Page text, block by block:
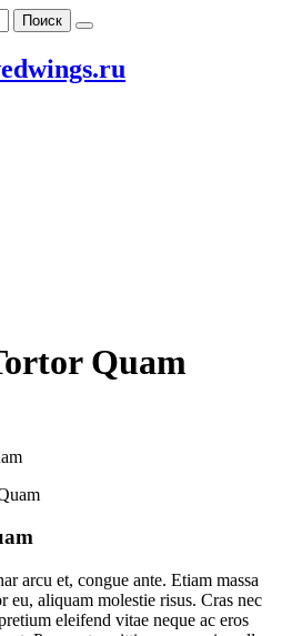
Quam
arcu et, congue ante. Etiam massa
eu, aliquam molestie risus. Cras nec
eleifend vitae neque ac eros